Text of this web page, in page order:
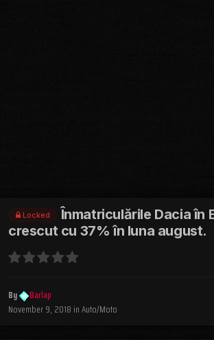
Locked
Înmatriculările Dacia în
crescut cu 37% în luna august.
By
Barlap
November 9, 2018 inAuto/Moto